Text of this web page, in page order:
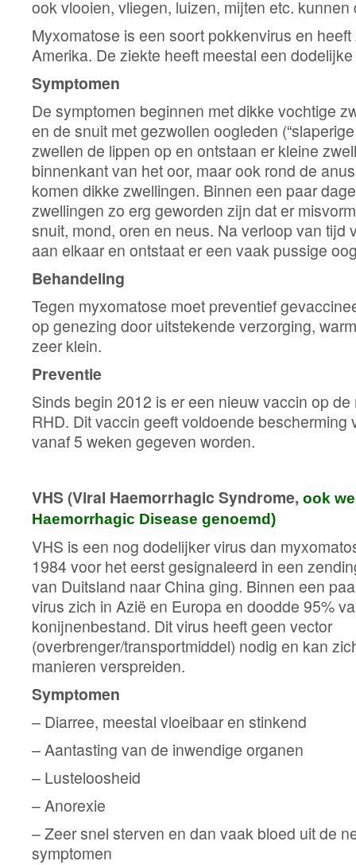
ook vlooien, vliegen, luizen, mijten etc.
Myxomatose is een soort pokkenvirus en
Amerika. De ziekte heeft meestal een
Symptomen
De symptomen beginnen met dikke vochtige
en de snuit met gezwollen oogleden
zwellen de lippen op en ontstaan er kleine
binnenkant van het oor, maar ook rond de
komen dikke zwellingen. Binnen een paar
zwellingen zo erg geworden zijn dat er
snuit, mond, oren en neus. Na verloop van tijd
aan elkaar en ontstaat er een vaak pussige
Behandeling
Tegen myxomatose moet preventief
op genezing door uitstekende verzorging,
zeer klein.
Preventie
Sinds begin 2012 is er een nieuw vaccin op
RHD. Dit vaccin geeft voldoende bescherming
vanaf 5 weken gegeven worden.
VHS (Viral Haemorrhagic Syndrome, ook
Haemorrhagic Disease genoemd)
VHS is een nog dodelijker virus dan
1984 voor het eerst gesignaleerd in een
van Duitsland naar China ging. Binnen een
virus zich in Azië en Europa en doodde 95%
konijnenbestand. Dit virus heeft geen vector
(overbrenger/transportmiddel) nodig en kan
manieren verspreiden.
Symptomen
– Diarree, meestal vloeibaar en stinkend
– Aantasting van de inwendige organen
– Lusteloosheid
– Anorexie
– Zeer snel sterven en dan vaak bloed uit de
symptomen